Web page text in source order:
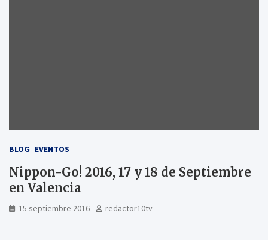
BLOG EVENTOS
Nippon-Go! 2016, 17 y 18 de Septiembre
en Valencia
15 septiembre 2016 redactor10tv